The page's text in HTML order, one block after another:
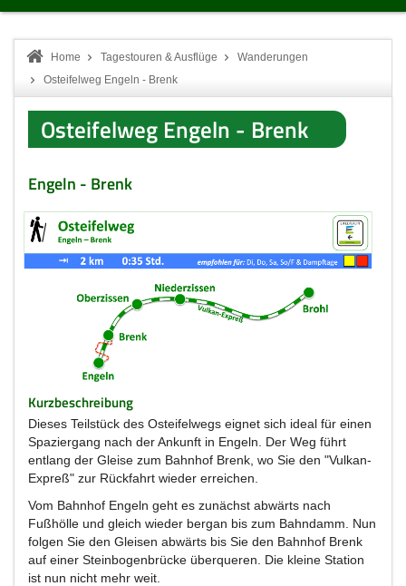
Home Tagestouren & Ausflüge
Wanderungen
Osteifelweg Engeln - Brenk
Osteifelweg Engeln - Brenk
Engeln - Brenk
Kurzbeschreibung
Dieses Teilstück des Osteifelwegs eignet sich ideal für einen
Spaziergang nach der Ankunft in Engeln. Der Weg führt
entlang der Gleise zum Bahnhof Brenk, wo Sie den "Vulkan-
Expreß" zur Rückfahrt wieder erreichen.
Vom Bahnhof Engeln geht es zunächst abwärts nach
Fußhölle und gleich wieder bergan bis zum Bahndamm. Nun
folgen Sie den Gleisen abwärts bis Sie den Bahnhof Brenk
auf einer Steinbogenbrücke überqueren. Die kleine Station
ist nun nicht mehr weit.